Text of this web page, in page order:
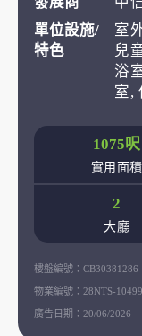
單位設施/
特色
室
兒
浴
室,
1075呎
實用面積
2
大廳
樓盤編號： CB30381286
物業編號： 28NTS-
廣告日期： 20/06/2026